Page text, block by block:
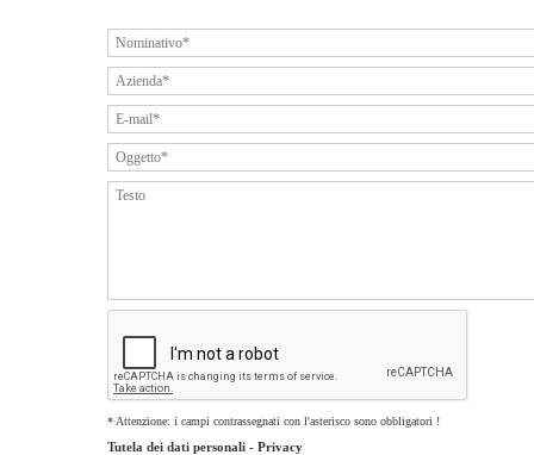
* Attenzione: i campi contrassegnati con l'asterisco sono obbligatori !
Tutela dei dati personali - Privacy